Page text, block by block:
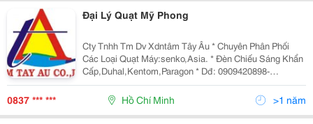
Đại Lý Quạt Mỹ Phong
Cty Tnhh Tm Dv Xdntâm Tây Âu * Chuyên Phân Phối
Các Loại Quạt Máy:senko,Asia. * Đèn Chiếu Sáng Khẩn
Cấp,Duhal,Kentom,Paragon * Dđ: 0909420898-
0902780898 Cty Bán Sỉ Thiết Bị Điện Tphcm Chuyên
Phân Phối Thiết Bị Điện Cho Công Trình Và C
0837 *** *** Hồ Chí Minh >1 năm